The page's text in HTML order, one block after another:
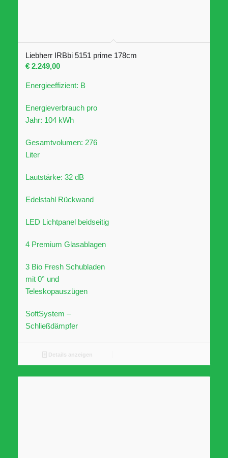
Liebherr IRBbi 5151 prime 178cm
€2.249,00
Energieeffizient: B
Energieverbrauch pro
Jahr: 104 kWh
Gesamtvolumen: 276
Liter
Lautstärke: 32 dB
Edelstahl Rückwand
LED Lichtpanel beidseitig
4 Premium Glasablagen
3 Bio Fresh Schubladen
mit 0° und
Teleskopauszügen
SoftSystem –
Schließdämpfer
Details anzeigen